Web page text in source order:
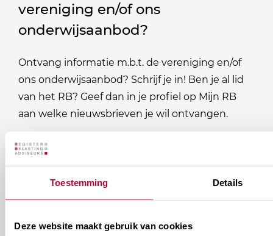
Toestemming Details
Deze website maakt gebruik van cookies
vereniging en/of ons
onderwijsaanbod?
Ontvang informatie m.b.t. de vereniging en/of
ons onderwijsaanbod? Schrijf je in! Ben je al lid
van het RB? Geef dan in je profiel op Mijn RB
aan welke nieuwsbrieven je wil ontvangen.
E-mailadres
Welke
nieuwsbrieven
je
Permanente Educatie nieuwsbrief
Verenigingsnieuws